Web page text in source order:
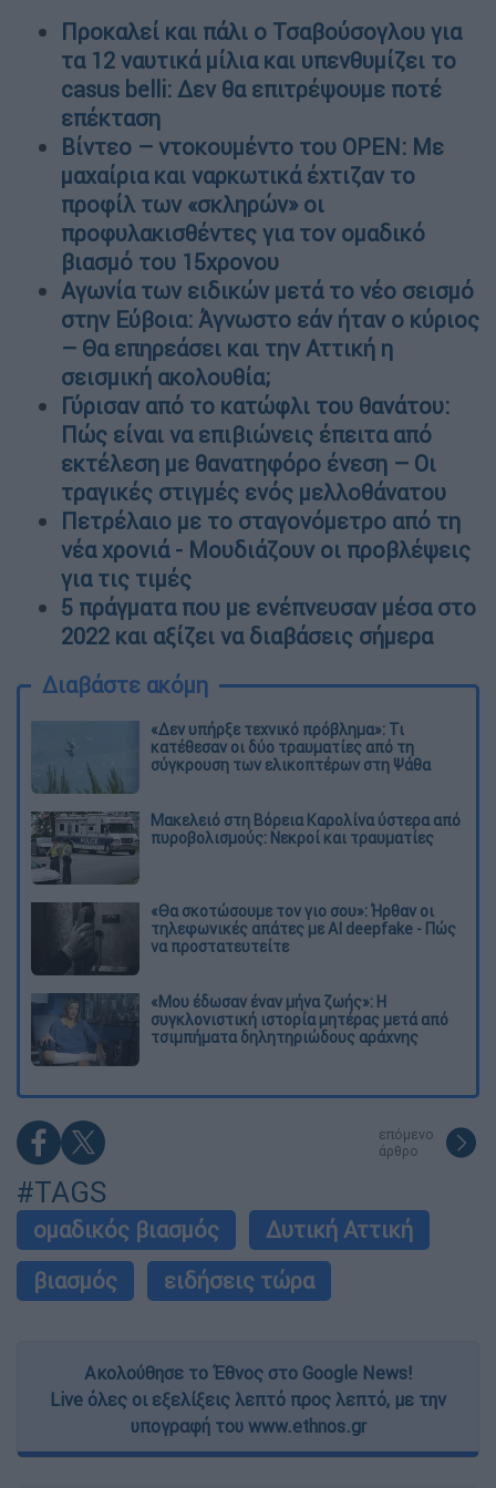
Προκαλεί και πάλι ο Τσαβούσογλου για
τα 12 ναυτικά μίλια και υπενθυμίζει το
casus belli: Δεν θα επιτρέψουμε ποτέ
επέκταση
Βίντεο – ντοκουμέντο του OPEN: Με
μαχαίρια και ναρκωτικά έχτιζαν το
προφίλ των «σκληρών» οι
προφυλακισθέντες για τον ομαδικό
βιασμό του 15χρονου
Αγωνία των ειδικών μετά το νέο σεισμό
στην Εύβοια: Άγνωστο εάν ήταν ο κύριος
– Θα επηρεάσει και την Αττική η
σεισμική ακολουθία;
Γύρισαν από το κατώφλι του θανάτου:
Πώς είναι να επιβιώνεις έπειτα από
εκτέλεση με θανατηφόρο ένεση – Οι
τραγικές στιγμές ενός μελλοθάνατου
Πετρέλαιο με το σταγονόμετρο από τη
νέα χρονιά - Μουδιάζουν οι προβλέψεις
για τις τιμές
5 πράγματα που με ενέπνευσαν μέσα στο
2022 και αξίζει να διαβάσεις σήμερα
Διαβάστε ακόμη
«Δεν υπήρξε τεχνικό πρόβλημα»: Τι
κατέθεσαν οι δύο τραυματίες από τη
σύγκρουση των ελικοπτέρων στη Ψάθα
Μακελειό στη Βόρεια Καρολίνα ύστερα από
πυροβολισμούς: Νεκροί και τραυματίες
«Θα σκοτώσουμε τον γιο σου»: Ήρθαν οι
τηλεφωνικές απάτες με AI deepfake - Πώς
να προστατευτείτε
«Μου έδωσαν έναν μήνα ζωής»: Η
συγκλονιστική ιστορία μητέρας μετά από
τσιμπήματα δηλητηριώδους αράχνης
επόμενο
άρθρο
#TAGS
ομαδικός βιασμός
Δυτική Αττική
βιασμός
ειδήσεις τώρα
Ακολούθησε το Έθνος στο Google News!
Live όλες οι εξελίξεις λεπτό προς λεπτό, με την
υπογραφή του www.ethnos.gr